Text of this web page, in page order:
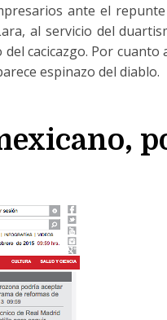
ante el
al servicio del
cacicazgo. Por cuanto
espinazo del diablo.